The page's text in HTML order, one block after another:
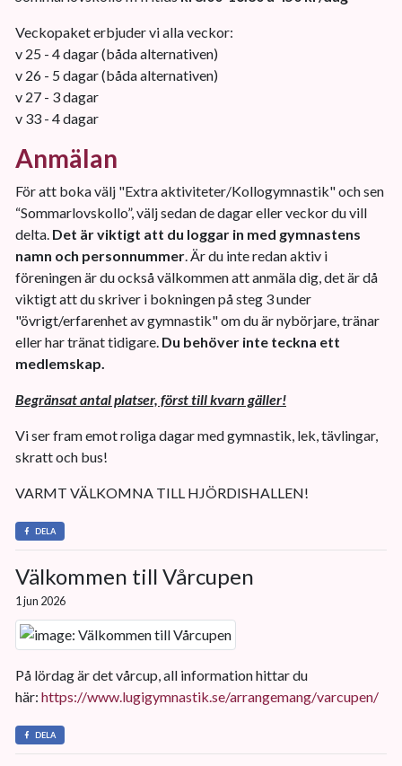
Veckopaket erbjuder vi alla veckor:
v 25 - 4 dagar (båda alternativen)
v 26 - 5 dagar (båda alternativen)
v 27 - 3 dagar
v 33 - 4 dagar
Anmälan
För att boka välj "Extra aktiviteter/Kollogymnastik" och sen
“Sommarlovskollo”, välj sedan de dagar eller veckor du vill
delta. Det är viktigt att du loggar in med gymnastens
namn och personnummer . Är du inte redan aktiv i
föreningen är du också välkommen att anmäla dig, det är då
viktigt att du skriver i bokningen på steg 3 under
"övrigt/erfarenhet av gymnastik" om du är nybörjare, tränar
eller har tränat tidigare. Du behöver inte teckna ett
medlemskap.
Begränsat antal platser, först till kvarn gäller!
Vi ser fram emot roliga dagar med gymnastik, lek, tävlingar,
skratt och bus!
VARMT VÄLKOMNA TILL HJÖRDISHALLEN!
DELA
Välkommen till Vårcupen
1 jun 2026
På lördag är det vårcup, all information hittar du
här: https://www.lugigymnastik.se/arrangemang/varcupen/
DELA